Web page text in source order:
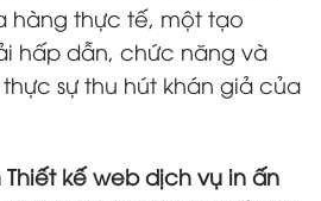
hàng thực tế, một tạo
hấp dẫn, chức năng và
sự thu hút khán giả của
kế web dịch vụ in ấn